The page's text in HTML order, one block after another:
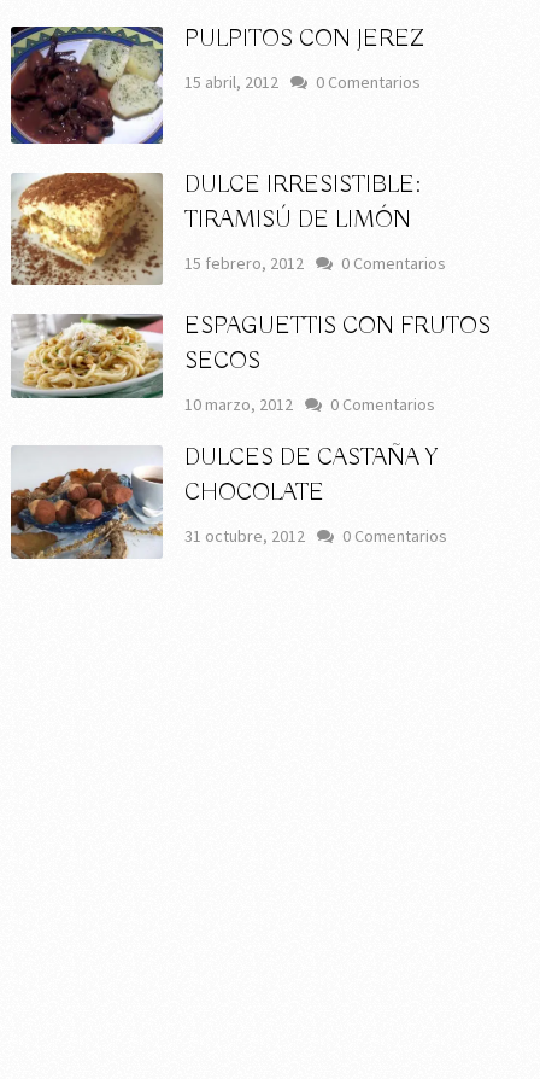
PULPITOS CON JEREZ
15 abril, 2012 0 Comentarios
DULCE IRRESISTIBLE:
TIRAMISÚ DE LIMÓN
15 febrero, 2012 0 Comentarios
ESPAGUETTIS CON FRUTOS
SECOS
10 marzo, 2012 0 Comentarios
DULCES DE CASTAÑA Y
CHOCOLATE
31 octubre, 2012 0 Comentarios